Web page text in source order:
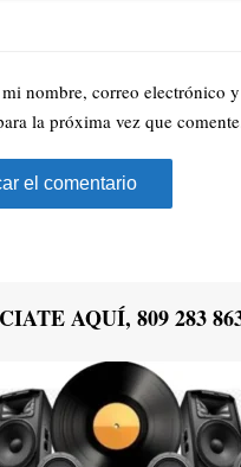
nombre, correo electrónico
la próxima vez que
AQUÍ, 809 283